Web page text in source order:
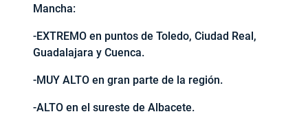
Mancha:
-EXTREMO en puntos de Toledo, Ciudad Real,
Guadalajara y Cuenca.
-MUY ALTO en gran parte de la región.
-ALTO en el sureste de Albacete.